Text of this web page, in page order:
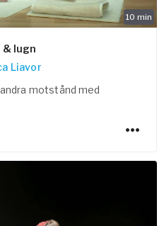
10 min
lugn
Liavor
motstånd med